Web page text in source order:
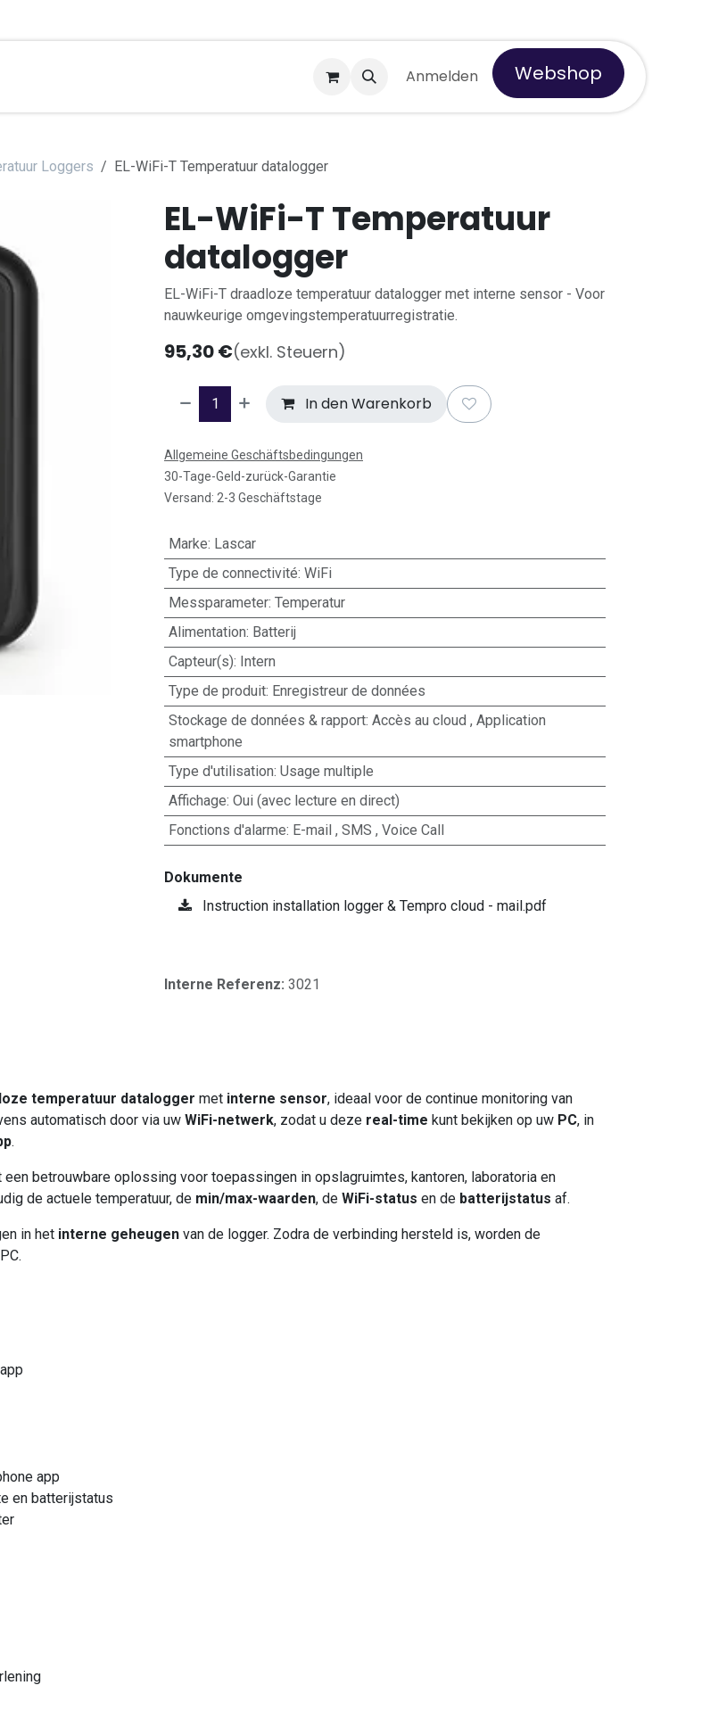
Über Tempro Anmelden Webshop
Loggers EL-WiFi-T Temperatuur datalogger
EL-WiFi-T Temperatuur
datalogger
EL-WiFi-T draadloze temperatuur datalogger met interne sensor - Voor
nauwkeurige omgevingstemperatuurregistratie.
95,30€(exkl. Steuern)
In den Warenkorb
Allgemeine Geschäftsbedingungen
30-Tage-Geld-zurück-Garantie
Versand: 2-3 Geschäftstage
Marke: Lascar
Type de connectivité: WiFi
Messparameter: Temperatur
Alimentation: Batterij
Capteur(s): Intern
Type de produit: Enregistreur de données
Stockage de données & rapport: Accès au cloud , Application
smartphone
Type d'utilisation: Usage multiple
Affichage: Oui (avec lecture en direct)
Fonctions d'alarme: E-mail, SMS , Voice Call
Dokumente
Instruction installation logger & Tempro cloud - mail.pdf
Interne Referenz: 3021
temperatuur datalogger met interne sensor, ideaal voor de continue monitoring van
automatisch door via uw WiFi-netwerk, zodat u deze real-time kunt bekijken op uw PC, in
.
een betrouwbare oplossing voor toepassingen in opslagruimtes, kantoren, laboratoria en
de actuele temperatuur, de min/max-waarden, de WiFi-status en de batterijstatus af.
in het interne geheugen van de logger. Zodra de verbinding hersteld is, worden de
app
en batterijstatus